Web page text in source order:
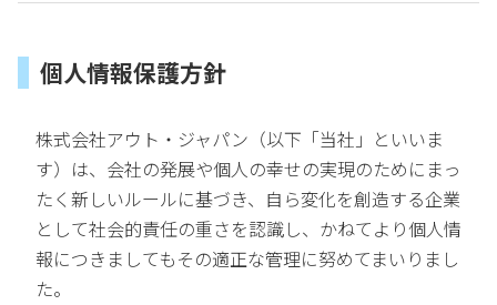
個人情報保護方針
株式会社アウト・ジャパン（以下「当社」といいま
す）は、会社の発展や個人の幸せの実現のためにまっ
たく新しいルールに基づき、自ら変化を創造する企業
として社会的責任の重さを認識し、かねてより個人情
報につきましてもその適正な管理に努めてまいりまし
た。